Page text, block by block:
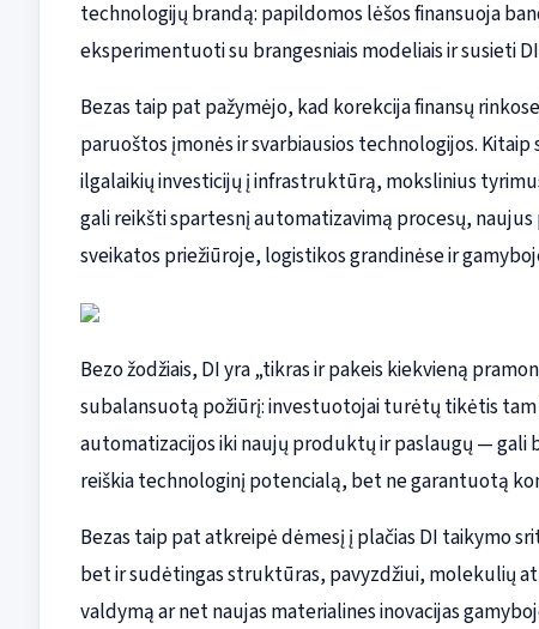
technologijų brandą: papildomos lėšos finansuoja
eksperimentuoti su brangesniais modeliais ir susieti
Bezas taip pat pažymėjo, kad korekcija finansų
paruoštos įmonės ir svarbiausios technologijos.
ilgalaikių investicijų į infrastruktūrą, mokslinius
gali reikšti spartesnį automatizavimą procesų,
sveikatos priežiūroje, logistikos grandinėse ir
Bezo žodžiais, DI yra „tikras ir pakeis kiekvieną
subalansuotą požiūrį: investuotojai turėtų tikėtis
automatizacijos iki naujų produktų ir paslaugų — gali
reiškia technologinį potencialą, bet ne garantuotą
Bezas taip pat atkreipė dėmesį į plačias DI taikymo
bet ir sudėtingas struktūras, pavyzdžiui, molekulių
valdymą ar net naujas materialines inovacijas